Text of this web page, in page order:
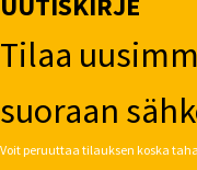
Tilaa
suoraan
Voit peruuttaa tilauksen koska